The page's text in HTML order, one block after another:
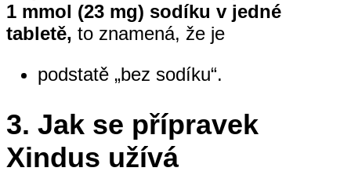
1 mmol (23 mg) sodíku v jedné
tabletě, to znamená, že je
podstatě „bez sodíku“.
3. Jak se přípravek
Xindus užívá